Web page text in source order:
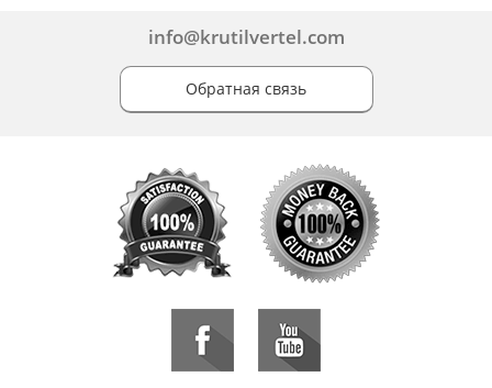
info@krutilvertel.com
Обратная связь